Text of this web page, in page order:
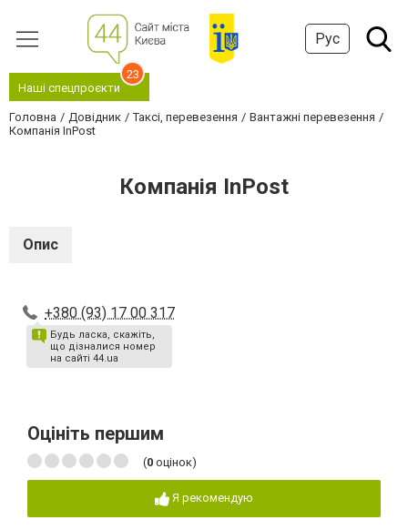
Рус
Наші спецпроєкти
23
Головна Довідник Таксі, перевезення
Вантажні перевезення
Компанія InPost
Компанія InPost
Опис
+380 (93) 17 00 317
Будь ласка, скажіть,
що дізналися номер
на сайті 44.ua
Оцініть першим
(0 оцінок)
Я рекомендую